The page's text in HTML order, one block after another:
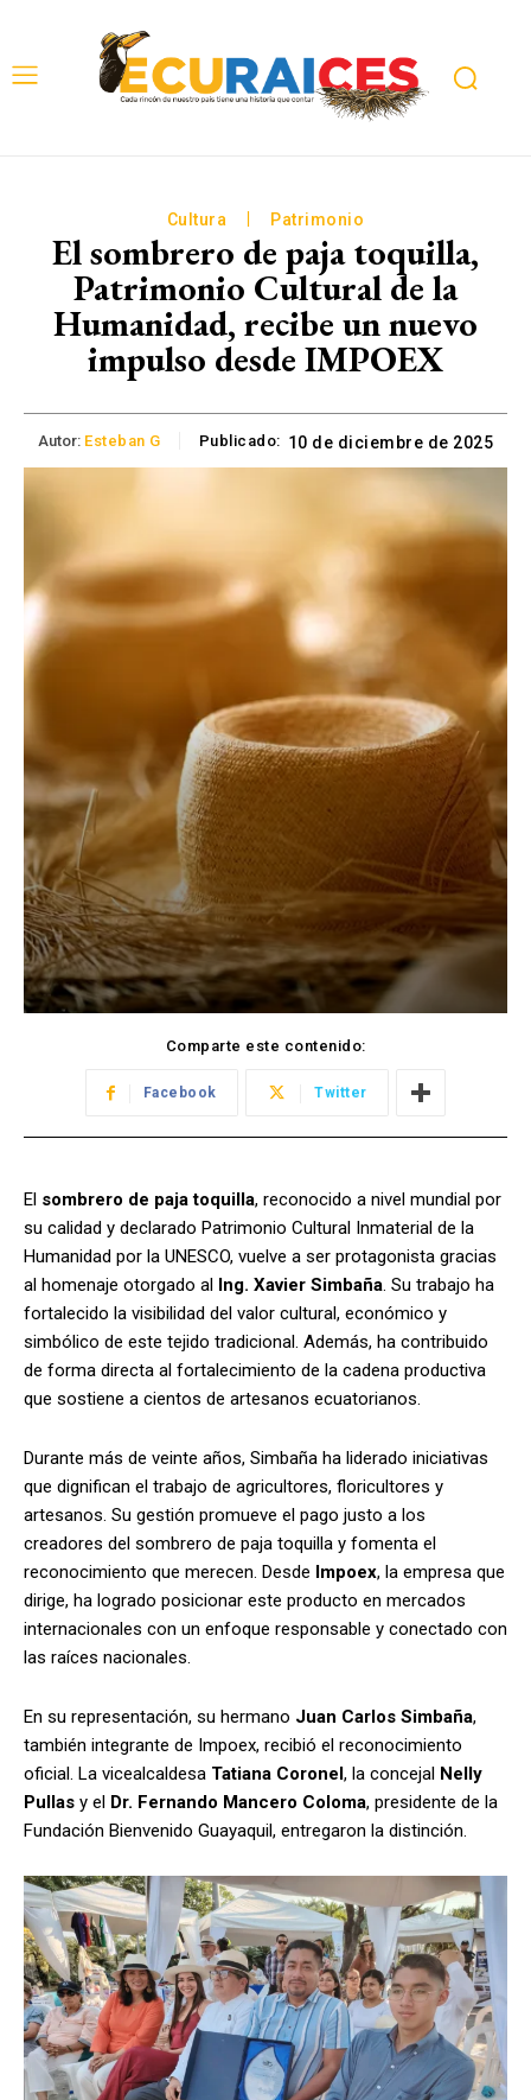
Cultura Patrimonio
El sombrero de paja toquilla,
Patrimonio Cultural de la
Humanidad, recibe un nuevo
impulso desde IMPOEX
Autor: Esteban G Publicado: 10 de diciembre de 2025
Comparte este contenido:
Facebook Twitter
El sombrero de paja toquilla, reconocido a nivel mundial por
su calidad y declarado Patrimonio Cultural Inmaterial de la
Humanidad por la UNESCO, vuelve a ser protagonista gracias
al homenaje otorgado al Ing. Xavier Simbaña. Su trabajo ha
fortalecido la visibilidad del valor cultural, económico y
simbólico de este tejido tradicional. Además, ha contribuido
de forma directa al fortalecimiento de la cadena productiva
que sostiene a cientos de artesanos ecuatorianos.
Durante más de veinte años, Simbaña ha liderado iniciativas
que dignifican el trabajo de agricultores, floricultores y
artesanos. Su gestión promueve el pago justo a los
creadores del sombrero de paja toquilla y fomenta el
reconocimiento que merecen. Desde Impoex, la empresa que
dirige, ha logrado posicionar este producto en mercados
internacionales con un enfoque responsable y conectado con
las raíces nacionales.
En su representación, su hermano Juan Carlos Simbaña,
también integrante de Impoex, recibió el reconocimiento
oficial. La vicealcaldesa Tatiana Coronel, la concejal Nelly
Pullas y el Dr. Fernando Mancero Coloma, presidente de la
Fundación Bienvenido Guayaquil, entregaron la distinción.